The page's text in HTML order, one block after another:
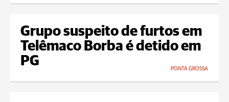
Grupo suspeito de furtos em
Telêmaco Borba é detido em
PG
PONTA GROSSA